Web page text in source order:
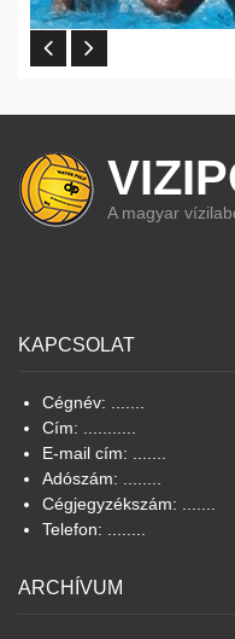
A magyar
KAPCSOLAT
Cégnév: .......
Cím: ...........
E-mail cím: .......
Adószám: ........
Cégjegyzékszám: .......
Telefon: ........
ARCHÍVUM